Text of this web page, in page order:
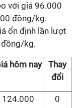
với giá 96.000
đồng/kg.
ổn định lần lượt
kg.
hôm nay
Thay
đổi
124.000 0